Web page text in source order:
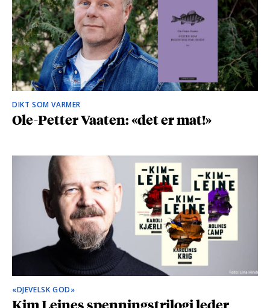
DIKT SOM VARMER
Ole-Petter Vaaten: «det er mat!»
«DJEVELSK GOD»
Kim Leines spenningstrilogi leder